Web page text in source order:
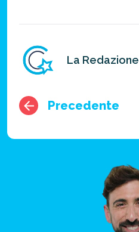
La Redazione
Precedente